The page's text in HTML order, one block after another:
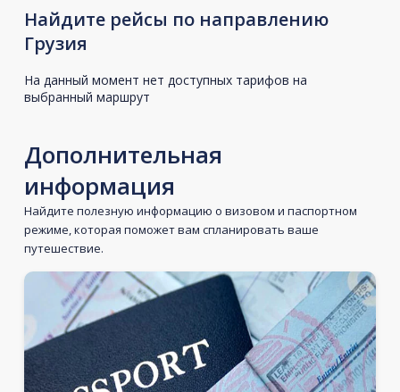
Найдите рейсы по направлению
Грузия
На данный момент нет доступных тарифов на
выбранный маршрут
Дополнительная
информация
Найдите полезную информацию о визовом и паспортном
режиме, которая поможет вам спланировать ваше
путешествие.